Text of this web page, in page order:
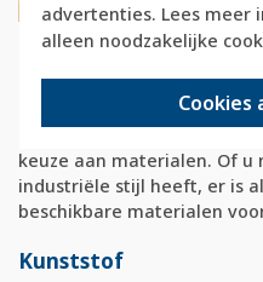
advertenties. Lees meer
alleen noodzakelijke
Cookies
Het Berker R1
keuze aan materialen. Of u
industriële stijl heeft, er is
beschikbare materialen
Kunststof